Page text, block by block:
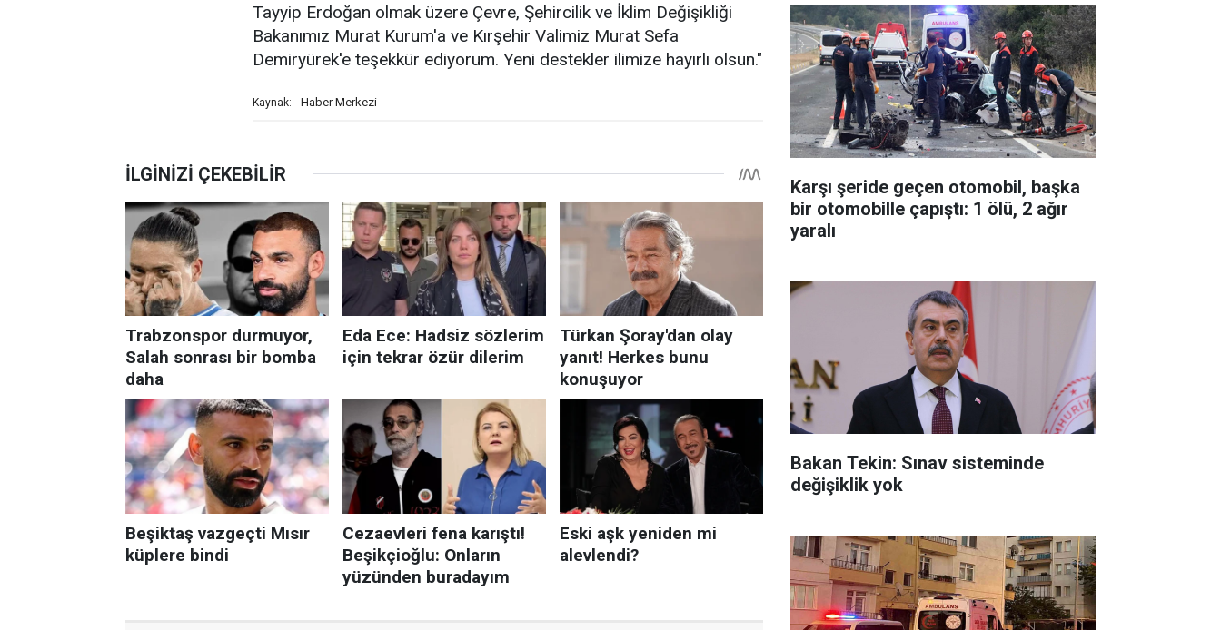
Tayyip Erdoğan olmak üzere Çevre, Şehircilik ve İklim Değişikliği
Bakanımız Murat Kurum'a ve Kırşehir Valimiz Murat Sefa
Demiryürek'e teşekkür ediyorum. Yeni destekler ilimize hayırlı olsun."
Kaynak: Haber Merkezi
Karşı şeride geçen otomobil, başka
bir otomobille çapıştı: 1 ölü, 2 ağır
yaralı
Bakan Tekin: Sınav sisteminde
değişiklik yok